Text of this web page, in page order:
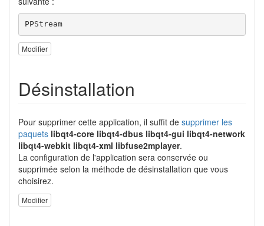
PPStream
Modifier
Désinstallation
Pour supprimer cette application, il suffit de supprimer les
paquets libqt4-core libqt4-dbus libqt4-gui libqt4-network
libqt4-webkit libqt4-xml libfuse2mplayer.
La configuration de l'application sera conservée ou
supprimée selon la méthode de désinstallation que vous
choisirez.
Modifier